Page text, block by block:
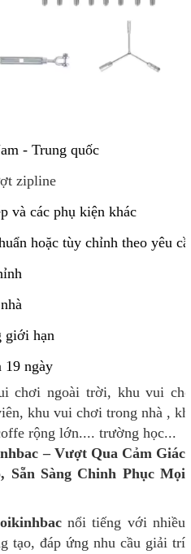
- Trung quốc
zipline
và các phụ kiện khác
hoặc tùy chỉnh theo yêu
giới hạn
19 ngày
chơi ngoài trời, khu vui
khu vui chơi trong nhà ,
rộng lớn.... trường học...
– Vượt Qua Cảm Giác
Sẵn Sàng Chinh Phục Mọi
nổi tiếng với nhiều
tạo, đáp ứng nhu cầu giải trí